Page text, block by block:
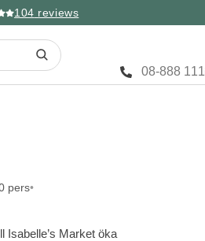
104 reviews
08-888 111
pers
Isabelle’s Market öka